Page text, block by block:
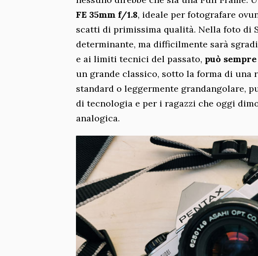
FE 35mm f/1.8, ideale per fotografare
scatti di primissima qualità. Nella foto di
determinante, ma difficilmente sarà
e ai limiti tecnici del passato, può
un grande classico, sotto la forma di una
standard o leggermente grandangolare,
di tecnologia e per i ragazzi che oggi
analogica.